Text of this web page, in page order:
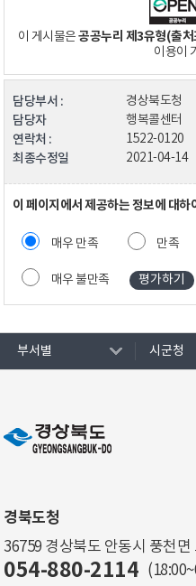
이 게시물은공공누리 제3유형(출
이용이
담당부서 : 경상북도청
담당자 행복콜센터
연락처 : 1522-0120
최종수정일 2021-04-14
이 페이지에서 제공하는 정보에 대하
매우 만족 만족
매우 불만족
부서별 시군청
경북도청
36759 경상북도 안동시 풍천면
054-880-2114